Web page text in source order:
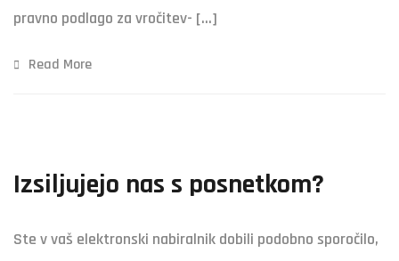
pravno podlago za vročitev- […]
Read More
Izsiljujejo nas s posnetkom?
Ste v vaš elektronski nabiralnik dobili podobno sporočilo,